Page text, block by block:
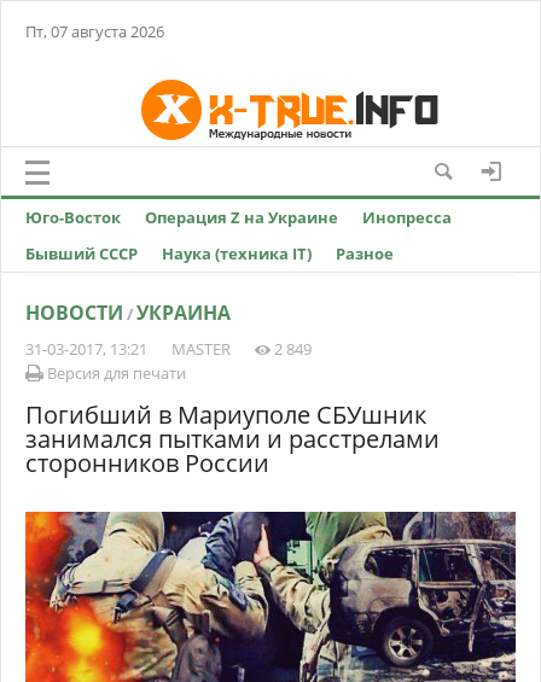
Пт, 07 августа 2026
Юго-Восток Операция Z на Украине
Инопресса
Бывший СССР
Наука (техника IT) Разное
НОВОСТИ /УКРАИНА
31-03-2017, 13:21 MASTER
2 849
Версия для печати
Погибший в Мариуполе СБУшник
занимался пытками и расстрелами
сторонников России